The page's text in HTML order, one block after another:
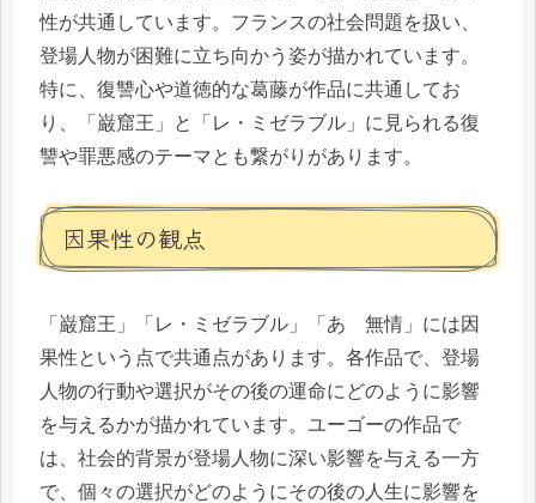
性が共通しています。フランスの社会問題を扱い、
登場人物が困難に立ち向かう姿が描かれています。
特に、復讐心や道徳的な葛藤が作品に共通してお
り、「巌窟王」と「レ・ミゼラブル」に見られる復
讐や罪悪感のテーマとも繋がりがあります。
因果性の観点
「巌窟王」「レ・ミゼラブル」「あゝ無情」には因
果性という点で共通点があります。各作品で、登場
人物の行動や選択がその後の運命にどのように影響
を与えるかが描かれています。ユーゴーの作品で
は、社会的背景が登場人物に深い影響を与える一方
で、個々の選択がどのようにその後の人生に影響を